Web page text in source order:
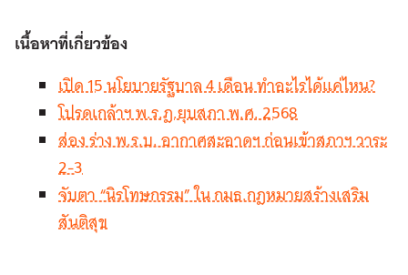
เนื้อหาที่เกี่ยวข้อง
เปิด 15 นโยบายรัฐบาล 4 เดือน ทำอะไรได้แค่ไหน?
โปรดเกล้าฯ พ.ร.ฎ.ยุบสภา พ.ศ. 2568
ส่อง ร่าง พ.ร.บ. อากาศสะอาดฯ ก่อนเข้าสภาฯ วาระ
2-3
จับตา “นิรโทษกรรม” ใน กมธ.กฎหมายสร้างเสริม
สันติสุข